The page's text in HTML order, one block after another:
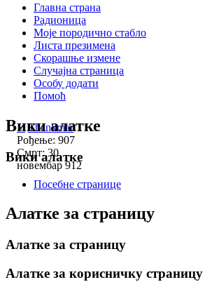
♂ Thankmar
Рођење: 907
Смрт: 30
новембар 912
Главна страна
Радионица
Моје породично стабло
Листа презимена
Скорашње измене
Случајна страница
Особу додати
Помоћ
Вики алатке
Вики алатке
Посебне странице
Алатке за страницу
Алатке за страницу
Алатке за корисничку страницу